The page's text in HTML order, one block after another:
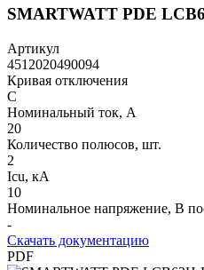
SMARTWATT PDE
Артикул
4512020490094
Кривая отключения
C
Номинальный ток, А
20
Количество полюсов, шт.
2
Icu, кА
10
Номинальное напряжение, В
-
Скачать документацию
PDF